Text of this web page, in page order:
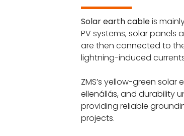
Solar earth cableis
PV systems,solar panels
are then connected to
lightning-induced
ZMS’s yellow-green
ellenállás,and durability
providing reliable
projects.